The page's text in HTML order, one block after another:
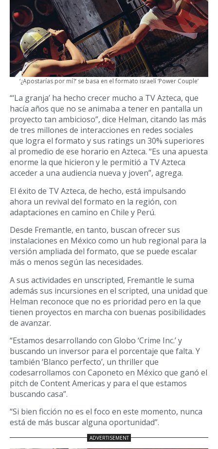
‘¿Apostarías por mí?’ se basa en el formato israelí ‘Power Couple’
“‘La granja’ ha hecho crecer mucho a TV Azteca, que
hacía años que no se animaba a tener en pantalla un
proyecto tan ambicioso”, dice Helman, citando las más
de tres millones de interacciones en redes sociales
que logra el formato y sus ratings un 30% superiores
al promedio de ese horario en Azteca. “Es una apuesta
enorme la que hicieron y le permitió a TV Azteca
acceder a una audiencia nueva y joven”, agrega.
El éxito de TV Azteca, de hecho, está impulsando
ahora un revival del formato en la región, con
adaptaciones en camino en Chile y Perú.
Desde Fremantle, en tanto, buscan ofrecer sus
instalaciones en México como un hub regional para la
versión ampliada del formato, que se puede escalar
más o menos según las necesidades.
A sus actividades en unscripted, Fremantle le suma
además sus incursiones en el scripted, una unidad que
Helman reconoce que no es prioridad pero en la que
tienen proyectos en marcha con buenas posibilidades
de avanzar.
“Estamos desarrollando con Globo ‘Crime Inc.’ y
buscando un inversor para el porcentaje que falta. Y
también ‘Blanco perfecto’, un thriller que
codesarrollamos con Caponeto en México que ganó el
pitch de Content Americas y para el que estamos
buscando casa”.
“Si bien ficción no es el foco en este momento, nunca
está de más buscar alguna oportunidad”.